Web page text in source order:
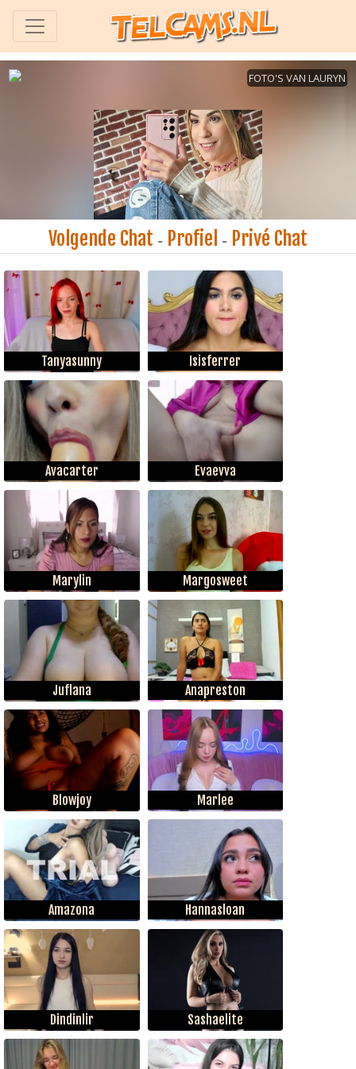
Volgende Chat - Profiel - Privé Chat
Tanyasunny Isisferrer
Avacarter Evaevva
Marylin Margosweet
Juflana Anapreston
Blowjoy Marlee
Amazona Hannasloan
Dindinlir Sashaelite